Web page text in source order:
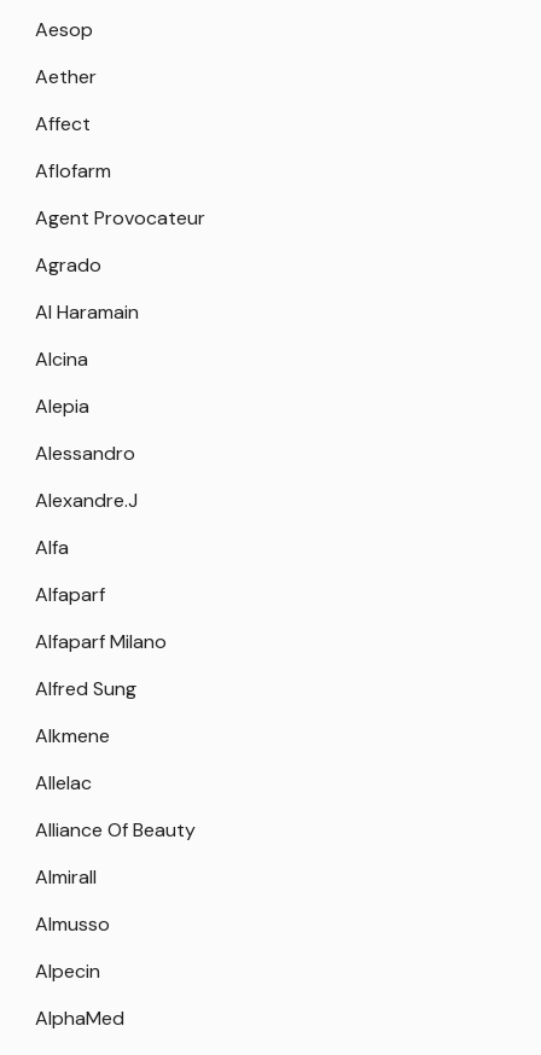
Aesop
Aether
Affect
Aflofarm
Agent Provocateur
Agrado
Al Haramain
Alcina
Alepia
Alessandro
Alexandre.J
Alfa
Alfaparf
Alfaparf Milano
Alfred Sung
Alkmene
Allelac
Alliance Of Beauty
Almirall
Almusso
Alpecin
AlphaMed